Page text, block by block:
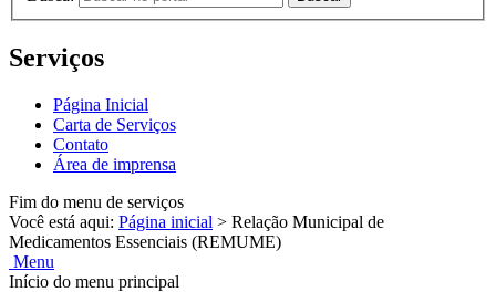
Serviços
Página Inicial
Carta de Serviços
Contato
Área de imprensa
Fim do menu de serviços
Você está aqui: Página inicial > Relação Municipal de
Medicamentos Essenciais (REMUME)
Menu
Início do menu principal